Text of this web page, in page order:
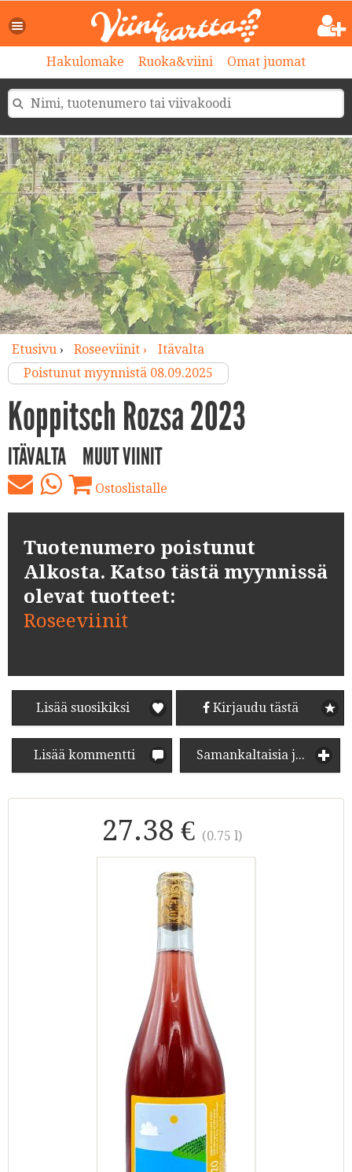
Hakulomake Ruoka&viini Omat juomat
Etusivu› Roseeviinit ›
Itävalta
Poistunut myynnistä 08.09.2025
Koppitsch Rozsa 2023
ITÄVALTA MUUT VIINIT
Ostoslistalle
Tuotenumero poistunut
Alkosta. Katso tästä myynnissä
olevat tuotteet:
Roseeviinit
Lisää suosikiksi Kirjaudu tästä
Lisää kommentti Samankaltaisia juomia
27.38 € (0.75 l)